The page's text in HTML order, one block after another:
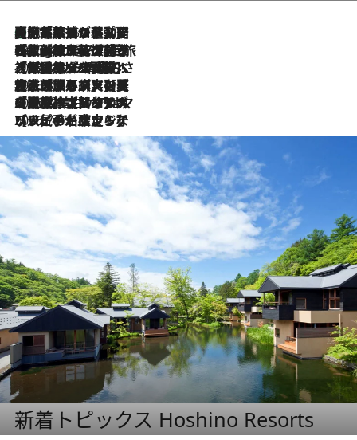
2026.8.5
【厳選旅コスメ】国内をあちこち移動する河井菜摘が選んだ夏旅ベストコスメ発表！「リラックスアイテムはマスト」【Mサイズジップ】
2026.8.4
【厳選旅コスメ】「紫外線＆乾燥対策しながらメイク感も！」ヘア＆メイクGeorgeが選んだ夏旅ベストコスメを発表！【Mサイズジップ】
2026.8.3
【厳選旅コスメ】「保湿もタイパ重視！」“サウナ好き”タレント清水みさとが愛用する夏旅ベストコスメを発表！【Mサイズジップ】
2026.8.2
【厳選旅コスメ】美容家・瀬戸麻実の夏旅ベストコスメを発表！「ストレスなく使えるクレンジング＆洗顔は必須」【Mサイズジップ】
2026.8.1
【厳選旅コスメ】「UV＆美白ケアはマスト！」フリーアナウンサー宇賀なつみの夏旅ベストコスメを発表！【Mサイズジップ】
2026.7.23
【リピート確定！】ハワイの名店ランチプレートとサンドイッチ、手が止まらない人気ドーナツ
新着トピックス Hoshino Resorts